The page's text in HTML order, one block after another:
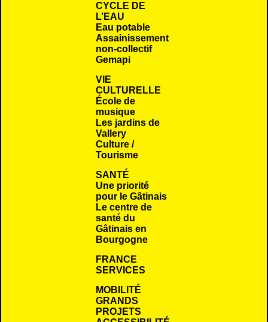
CYCLE DE
L’EAU
Eau potable
Assainissement
non-collectif
Gemapi
VIE
CULTURELLE
École de
musique
Les jardins de
Vallery
Culture /
Tourisme
SANTÉ
Une priorité
pour le Gâtinais
Le centre de
santé du
Gâtinais en
Bourgogne
FRANCE
SERVICES
MOBILITÉ
GRANDS
PROJETS